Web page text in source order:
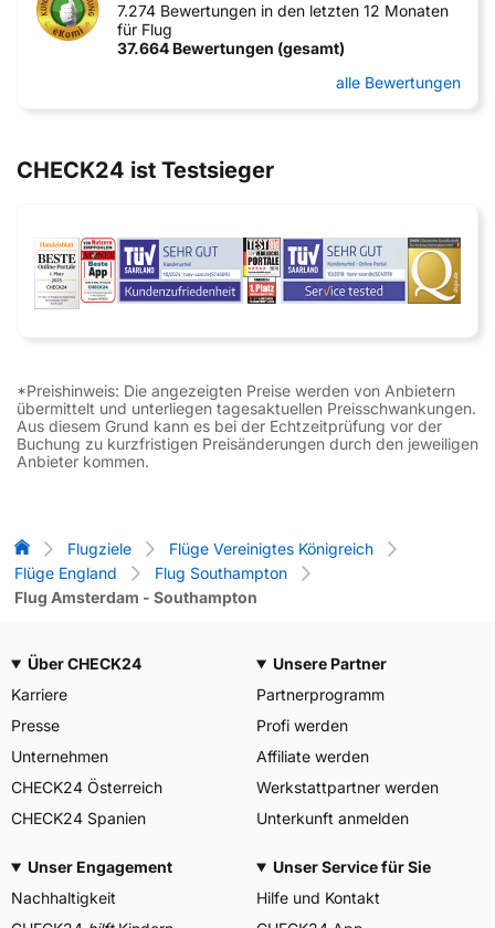
7.274 Bewertungen in den letzten 12 Monaten
für Flug
37.664 Bewertungen (gesamt)
alle Bewertungen
CHECK24 ist Testsieger
*Preishinweis: Die angezeigten Preise werden von Anbietern
übermittelt und unterliegen tagesaktuellen Preisschwankungen.
Aus diesem Grund kann es bei der Echtzeitprüfung vor der
Buchung zu kurzfristigen Preisänderungen durch den jeweiligen
Anbieter kommen.
Flug-Vergleich
Flugziele
Flüge Vereinigtes Königreich
Flüge England
Flug Southampton
Flug Amsterdam - Southampton
Über CHECK24
Karriere
Presse
Unternehmen
CHECK24 Österreich
CHECK24 Spanien
Unsere Partner
Partnerprogramm
Profi werden
Affiliate werden
Werkstattpartner werden
Unterkunft anmelden
Unser Engagement
Nachhaltigkeit
Unser Service für Sie
Hilfe und Kontakt